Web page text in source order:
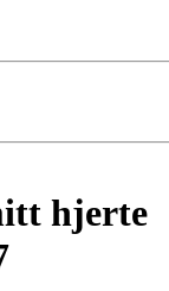
hjerte